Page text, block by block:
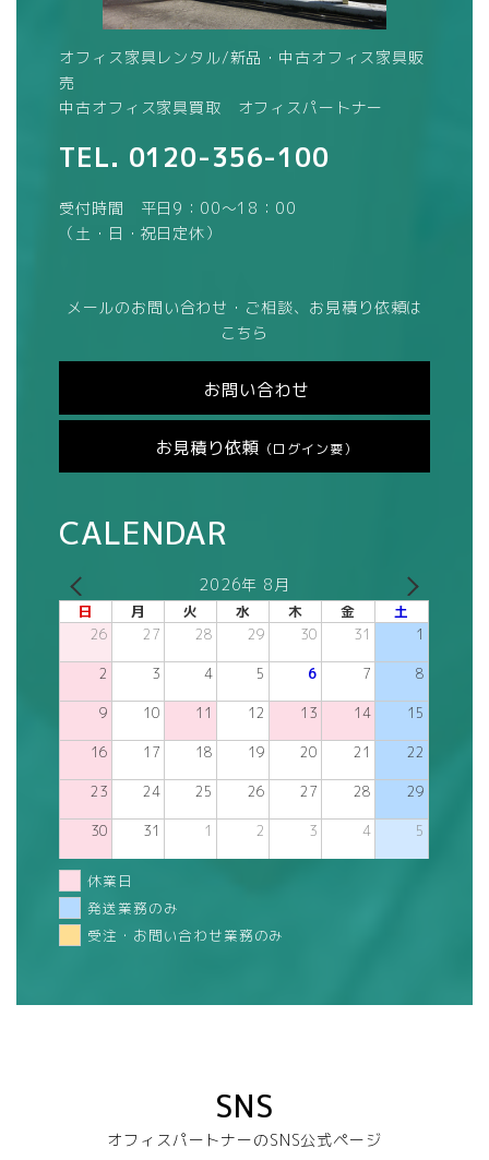
オフィス家具レンタル/新品・中古オフィス家具販
売
中古オフィス家具買取 オフィスパートナー
TEL. 0120-356-100
受付時間 平日9：00～18：00
（土・日・祝日定休）
メールのお問い合わせ・ご相談、お見積り依頼は
こちら
お問い合わせ
お見積り依頼 （ログイン要）
CALENDAR
2026年 8月
日 月 火 水 木 金 土
26 27 28 29 30 31 1
2 3 4 5 6 7 8
9 10 11 12 13 14 15
16 17 18 19 20 21 22
23 24 25 26 27 28 29
30 31 1 2 3 4 5
休業日
発送業務のみ
受注・お問い合わせ業務のみ
SNS
オフィスパートナーのSNS公式ページ